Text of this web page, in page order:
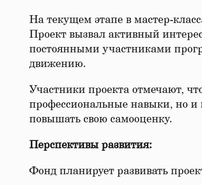
На текущем этапе в мастер-
Проект вызвал активный
постоянными участниками
движению.
Участники проекта отмечают,
профессиональные навыки, но и
повышать свою самооценку.
Перспективы развития:
Фонд планирует развивать